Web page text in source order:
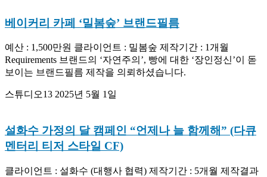
베이커리 카페 ‘밀봄숲’ 브랜드필름
예산 : 1,500만원 클라이언트 : 밀봄숲 제작기간 : 1개월
Requirements 브랜드의 ‘자연주의’, 빵에 대한 ‘장인정신’이 돋
보이는 브랜드필름 제작을 의뢰하셨습니다.
스튜디오13 2025년 5월 1일
설화수 가정의 달 캠페인 “언제나 늘 함께해” (다큐
멘터리 티저 스타일 CF)
클라이언트 : 설화수 (대행사 협력) 제작기간 : 5개월 제작결과